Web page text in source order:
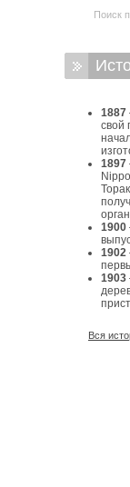
1887
свой
1897
1900
1902
1903
Вся